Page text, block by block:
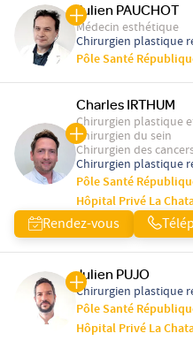
Julien PAUCHOT
Médecin esthétique
Chirurgien plastique
Pôle Santé
Charles IRTHUM
Chirurgien plastique
Chirurgien du sein
Chirurgien des
Chirurgien plastique
Pôle Santé
Hôpital Privé La
Rendez-vous
Julien PUJO
Chirurgien plastique
Pôle Santé
Hôpital Privé La